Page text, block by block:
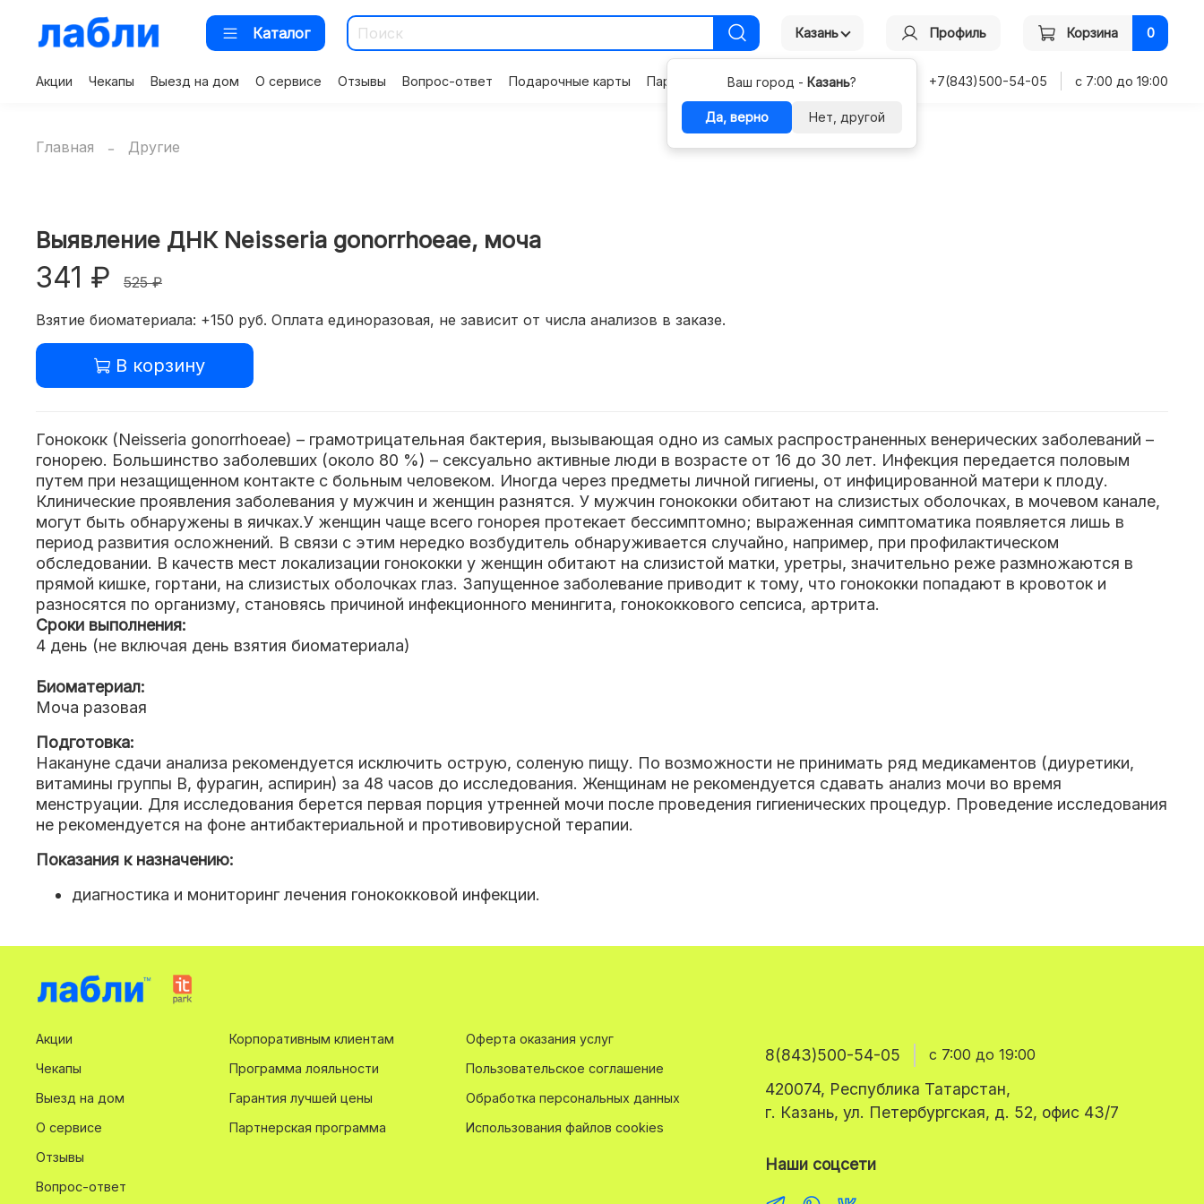
Каталог Казань
Ваш город - Казань?
Да, верно Нет, другой
Профиль Корзина 0
Акции Чекапы Выезд на дом О сервисе Отзывы Вопрос-ответ Подарочные карты Партнерам Контакты +7(843)500-54-05 с 7:00 до 19:00
Главная Другие
Выявление ДНК Neisseria gonorrhoeae, моча
341 ₽ 525 ₽
Взятие биоматериала: +150 руб. Оплата единоразовая, не зависит от числа анализов в заказе.
В корзину
Гонококк (Neisseria gonorrhoeae) – грамотрицательная бактерия, вызывающая одно из самых распространенных венерических заболеваний –
гонорею. Большинство заболевших (около 80 %) – сексуально активные люди в возрасте от 16 до 30 лет. Инфекция передается половым
путем при незащищенном контакте с больным человеком. Иногда через предметы личной гигиены, от инфицированной матери к плоду.
Клинические проявления заболевания у мужчин и женщин разнятся. У мужчин гонококки обитают на слизистых оболочках, в мочевом канале,
могут быть обнаружены в яичках.У женщин чаще всего гонорея протекает бессимптомно; выраженная симптоматика появляется лишь в
период развития осложнений. В связи с этим нередко возбудитель обнаруживается случайно, например, при профилактическом
обследовании. В качеств мест локализации гонококки у женщин обитают на слизистой матки, уретры, значительно реже размножаются в
прямой кишке, гортани, на слизистых оболочках глаз. Запущенное заболевание приводит к тому, что гонококки попадают в кровоток и
разносятся по организму, становясь причиной инфекционного менингита, гонококкового сепсиса, артрита.
Сроки выполнения:
4 день (не включая день взятия биоматериала)
Биоматериал:
Моча разовая
Подготовка:
Накануне сдачи анализа рекомендуется исключить острую, соленую пищу. По возможности не принимать ряд медикаментов (диуретики,
витамины группы В, фурагин, аспирин) за 48 часов до исследования. Женщинам не рекомендуется сдавать анализ мочи во время
менструации. Для исследования берется первая порция утренней мочи после проведения гигиенических процедур. Проведение исследования
не рекомендуется на фоне антибактериальной и противовирусной терапии.
Показания к назначению:
диагностика и мониторинг лечения гонококковой инфекции.
Акции
Чекапы
Выезд на дом
О сервисе
Отзывы
Вопрос-ответ
Корпоративным клиентам
Программа лояльности
Гарантия лучшей цены
Партнерская программа
Оферта оказания услуг
Пользовательское соглашение
Обработка персональных данных
Использования файлов cookies
8(843)500-54-05 с 7:00 до 19:00
420074, Республика Татарстан,
г. Казань, ул. Петербургская, д. 52, офис 43/7
Наши соцсети